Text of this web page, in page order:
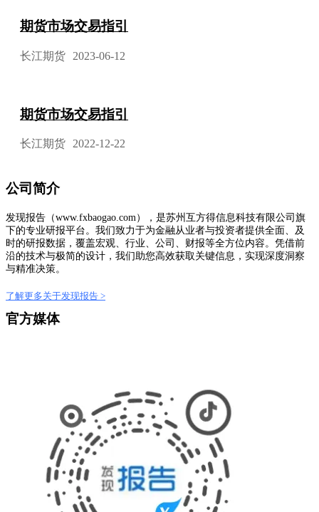
期货市场交易指引
长江期货 2023-06-12
期货市场交易指引
长江期货 2022-12-22
公司简介
发现报告（www.fxbaogao.com），是苏州互方得信息科技有限公司旗
下的专业研报平台。我们致力于为金融从业者与投资者提供全面、及
时的研报数据，覆盖宏观、行业、公司、财报等全方位内容。凭借前
沿的技术与极简的设计，我们助您高效获取关键信息，实现深度洞察
与精准决策。
了解更多关于发现报告 >
官方媒体